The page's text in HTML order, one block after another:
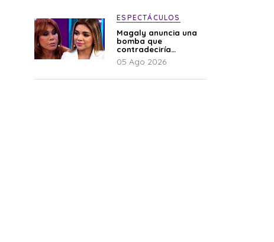
ESPECTÁCULOS
Magaly anuncia una
bomba que
contradeciría
comunicado de La
Bella Luz: “Hay un
05 Ago 2026